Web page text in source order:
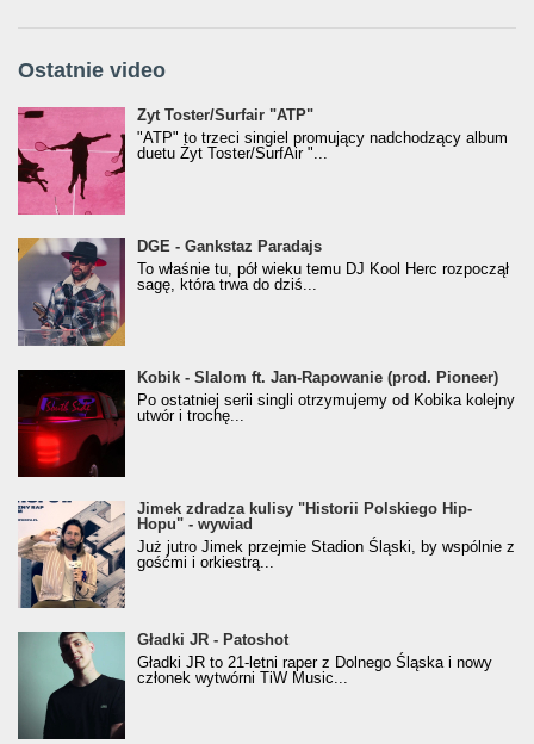
Ostatnie video
Żyt Toster/SurfAir - ATP VIDEO
Żyt Toster/Surfair "ATP"
"ATP" to trzeci singiel promujący nadchodzący album
duetu Żyt Toster/SurfAir "...
donGURALesko z nagrodą za
Klasyczny/Trueschoolowy Album Roku
(Popkillery 2023)
DGE - Gankstaz Paradajs
To właśnie tu, pół wieku temu DJ Kool Herc rozpoczął
sagę, która trwa do dziś...
Kobik - Slalom ft. Jan-Rapowanie (prod. Pioneer)
[Official Music Visualiser]
Kobik - Slalom ft. Jan-Rapowanie (prod. Pioneer)
Po ostatniej serii singli otrzymujemy od Kobika kolejny
utwór i trochę...
Jimek zdradza kulisy "Historii Polskiego Hip-
Hopu" - wywiad
Jimek zdradza kulisy "Historii Polskiego Hip-
Hopu" - wywiad
Już jutro Jimek przejmie Stadion Śląski, by wspólnie z
gośćmi i orkiestrą...
Gładki JR - Patoshot
Gładki JR - Patoshot
Gładki JR to 21-letni raper z Dolnego Śląska i nowy
członek wytwórni TiW Music...